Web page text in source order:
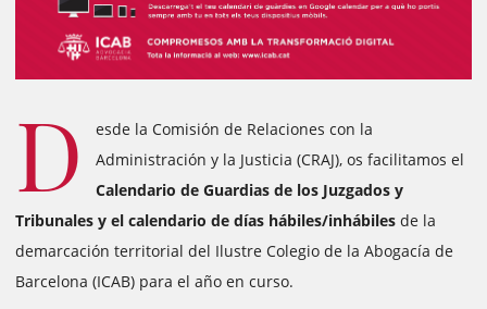
D
esde la Comisión de Relaciones con la
Administración y la Justicia (CRAJ), os facilitamos el
Calendario de Guardias de los Juzgados y
Tribunales y el calendario de días hábiles/inhábiles de la
demarcación territorial del Ilustre Colegio de la Abogacía de
Barcelona (ICAB) para el año en curso.